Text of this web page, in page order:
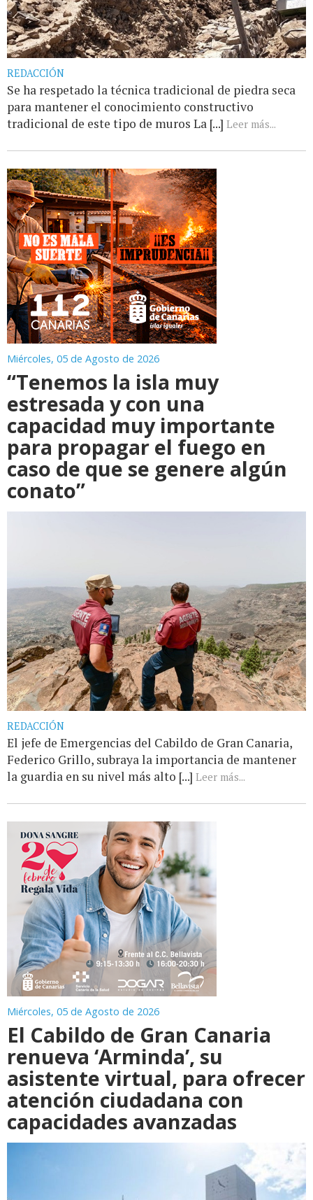
REDACCIÓN
Se ha respetado la técnica tradicional de piedra seca
para mantener el conocimiento constructivo
tradicional de este tipo de muros La [...] Leer más...
Miércoles, 05 de Agosto de 2026
“Tenemos la isla muy
estresada y con una
capacidad muy importante
para propagar el fuego en
caso de que se genere algún
conato”
REDACCIÓN
El jefe de Emergencias del Cabildo de Gran Canaria,
Federico Grillo, subraya la importancia de mantener
la guardia en su nivel más alto [...] Leer más...
Miércoles, 05 de Agosto de 2026
El Cabildo de Gran Canaria
renueva ‘Arminda’, su
asistente virtual, para ofrecer
atención ciudadana con
capacidades avanzadas